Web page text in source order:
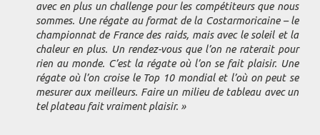
avec en plus un challenge pour les compétiteurs que nous
sommes. Une régate au format de la Costarmoricaine – le
championnat de France des raids, mais avec le soleil et la
chaleur en plus. Un rendez-vous que l’on ne raterait pour
rien au monde. C’est la régate où l’on se fait plaisir. Une
régate où l’on croise le Top 10 mondial et l’où on peut se
mesurer aux meilleurs. Faire un milieu de tableau avec un
tel plateau fait vraiment plaisir. »